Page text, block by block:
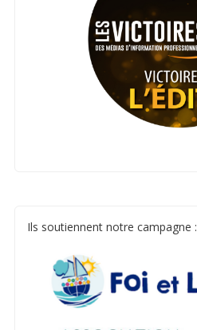
Ils soutiennent notre campagne :